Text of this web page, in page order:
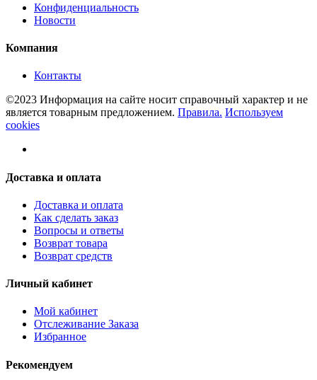
Конфиденциальность
Новости
Компания
Контакты
©2023 Информация на сайте носит справочный характер и не
является товарным предложением. Правила. Используем
cookies
Доставка и оплата
Доставка и оплата
Как сделать заказ
Вопросы и ответы
Возврат товара
Возврат средств
Личный кабинет
Мой кабинет
Отслеживание Заказа
Избранное
Рекомендуем